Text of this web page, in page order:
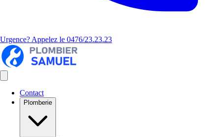
Urgence? Appelez le 0476/23.23.23
Contact
Plomberie